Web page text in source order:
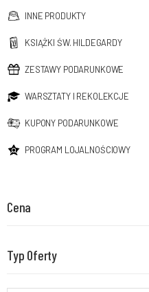
INNE PRODUKTY
KSIĄŻKI ŚW. HILDEGARDY
ZESTAWY PODARUNKOWE
WARSZTATY I REKOLEKCJE
KUPONY PODARUNKOWE
PROGRAM LOJALNOŚCIOWY
Cena
Typ Oferty